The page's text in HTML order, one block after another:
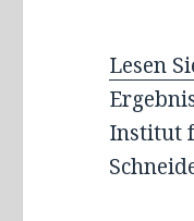
Lesen
Institut